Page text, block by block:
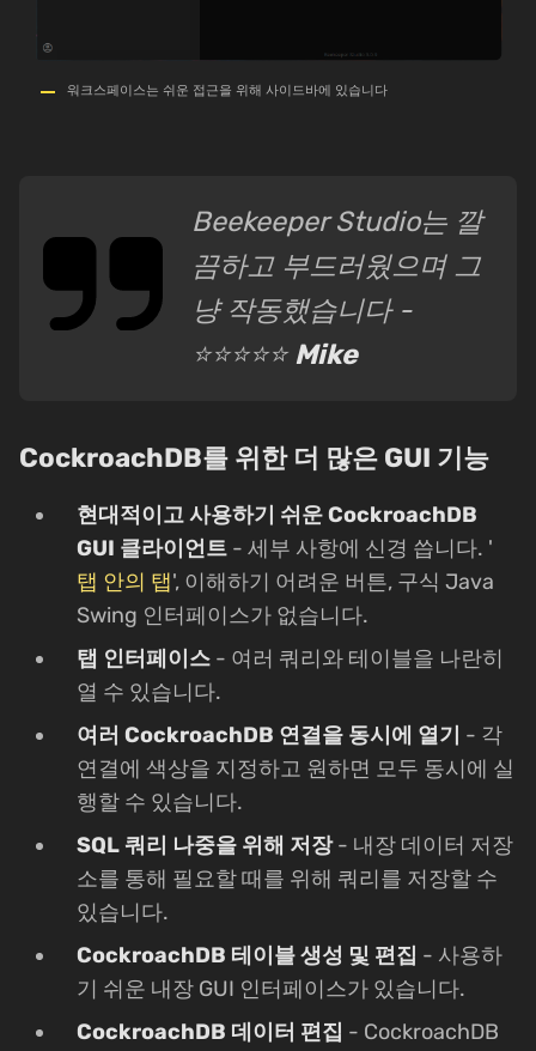
워크스페이스는 쉬운 접근을 위해 사이드바에 있습니다
Beekeeper Studio는 깔
끔하고 부드러웠으며 그
냥 작동했습니다 -
⭐⭐⭐⭐⭐ Mike
CockroachDB를 위한 더 많은 GUI 기능
현대적이고 사용하기 쉬운 CockroachDB
GUI 클라이언트 - 세부 사항에 신경 씁니다. '
탭 안의 탭', 이해하기 어려운 버튼, 구식 Java
Swing 인터페이스가 없습니다.
탭 인터페이스 - 여러 쿼리와 테이블을 나란히
열 수 있습니다.
여러 CockroachDB 연결을 동시에 열기 - 각
연결에 색상을 지정하고 원하면 모두 동시에 실
행할 수 있습니다.
SQL 쿼리 나중을 위해 저장- 내장 데이터 저장
소를 통해 필요할 때를 위해 쿼리를 저장할 수
있습니다.
CockroachDB 테이블 생성 및 편집 - 사용하
기 쉬운 내장 GUI 인터페이스가 있습니다.
CockroachDB 데이터 편집 - CockroachDB